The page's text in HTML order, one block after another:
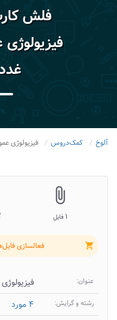
فلش
آلوخ کمک‌دروس فیزیولوژی
attach_file
۱ فایل
shopping_cart فعالسازی
عنوان:
رشته و گرایش: ۴ مورد